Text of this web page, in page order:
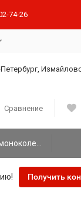
74-26
Петербург,
Сравнение
Получить